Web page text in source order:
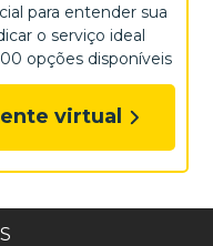
para entender sua
o serviço ideal
opções disponíveis
virtual
, OS OITO MAIS